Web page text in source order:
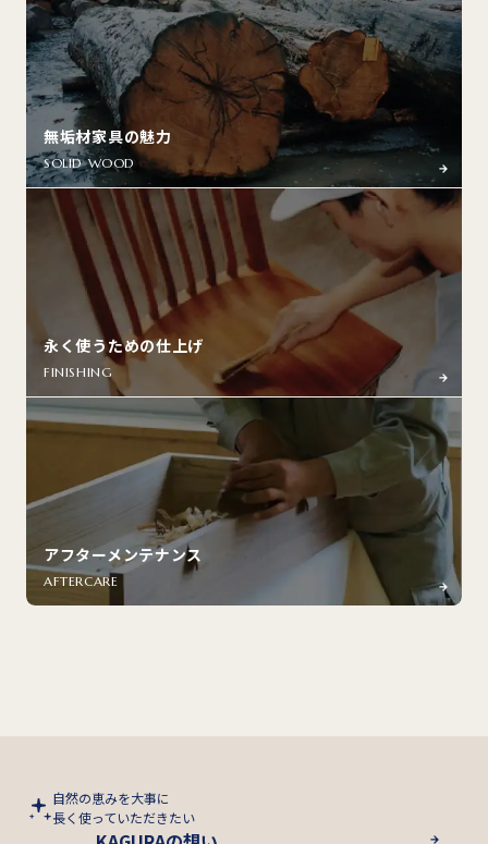
無垢材家具の魅力
SOLID WOOD
永く使うための仕上げ
FINISHING
アフターメンテナンス
AFTERCARE
自然の恵みを大事に
長く使っていただきたい